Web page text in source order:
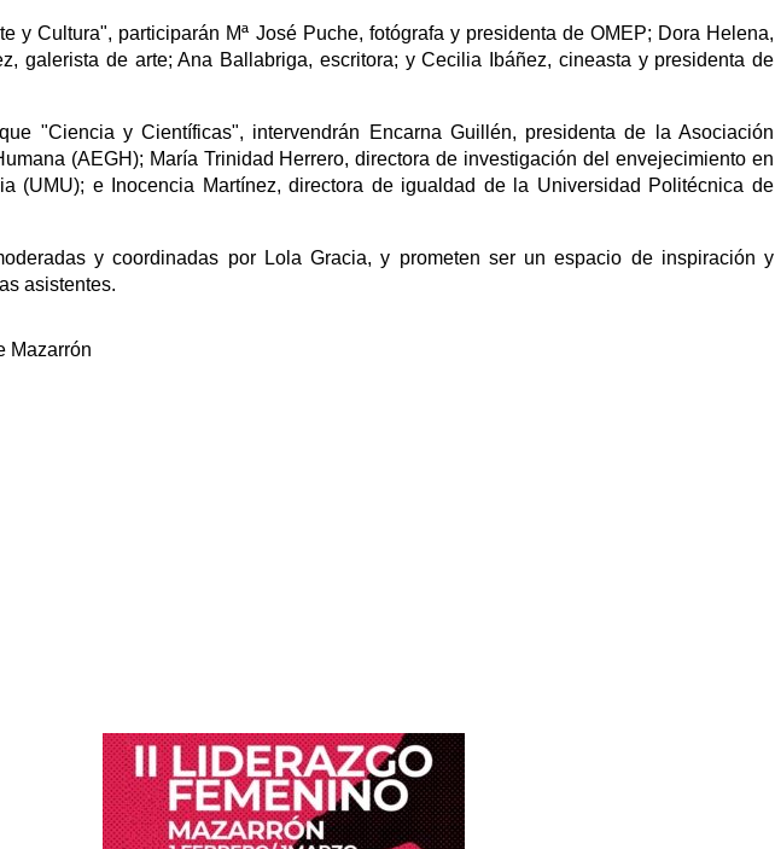
y Cultura", participarán Mª José Puche, fotógrafa y presidenta de OMEP; Dora Helena,
galerista de arte; Ana Ballabriga, escritora; y Cecilia Ibáñez, cineasta y presidenta de
"Ciencia y Científicas", intervendrán Encarna Guillén, presidenta de la Asociación
(AEGH); María Trinidad Herrero, directora de investigación del envejecimiento en
(UMU); e Inocencia Martínez, directora de igualdad de la Universidad Politécnica de
y coordinadas por Lola Gracia, y prometen ser un espacio de inspiración y
asistentes.
Mazarrón